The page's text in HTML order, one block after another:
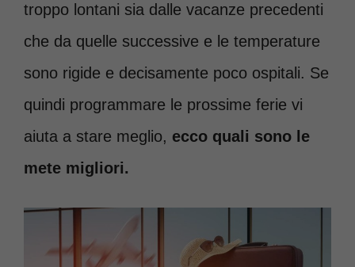
troppo lontani sia dalle vacanze precedenti
che da quelle successive e le temperature
sono rigide e decisamente poco ospitali. Se
quindi programmare le prossime ferie vi
aiuta a stare meglio, ecco quali sono le
mete migliori.